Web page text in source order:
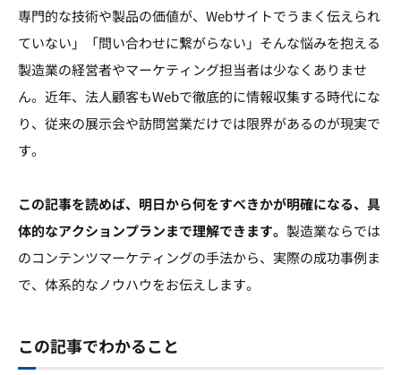
専門的な技術や製品の価値が、Webサイトでうまく伝えられ
ていない」「問い合わせに繋がらない」そんな悩みを抱える
製造業の経営者やマーケティング担当者は少なくありませ
ん。近年、法人顧客もWebで徹底的に情報収集する時代にな
り、従来の展示会や訪問営業だけでは限界があるのが現実で
す。
この記事を読めば、明日から何をすべきかが明確になる、具
体的なアクションプランまで理解できます。 製造業ならでは
のコンテンツマーケティングの手法から、実際の成功事例ま
で、体系的なノウハウをお伝えします。
この記事でわかること